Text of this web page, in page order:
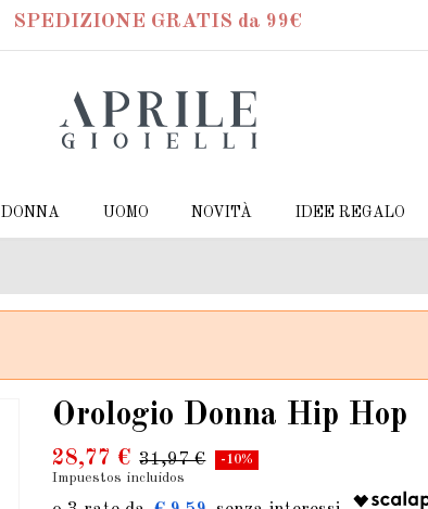
SPEDIZIONE GRATIS da 99€
DONNA UOMO NOVITÀ IDEE REGALO
Orologio Donna Hip Hop
28,77 € 31,97 €
-10%
Impuestos incluidos